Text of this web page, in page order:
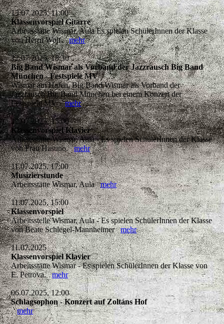
13.07.2025, 11:00
Klassenvorspiel Gitarre
Arbeitsstätte Wismar, Aula Es spielen SchülerInnen der Klasse
von Herrn Wolf.mehr
12.07.2025, 18:30
Big Band Wismar als Vorband der Jazzrausch Big Band
München - Festspiele MV
Wismar am Hafen, Big Band Wismar als Vorband der
Jazzrausch Big Band München bei einem Konzert der
Festspiele MVmehr
12.07.2025, 15:00
Klassenvorspiel Klavier
Arbeitsstätte Wismar, Aula - Es spielen SchülerInnen der Klasse
von Frau Hasuno.mehr
11.07.2025, 17:00
Musizierstunde
Arbeitsstätte Wismar, Aulamehr
11.07.2025, 15:00
Klassenvorspiel
Arbeitsstelle Wismar, Aula - Es spielen SchülerInnen der Klasse
von Beate Schlegel-Mannheimermehr
11.07.2025
Klassenvorspiel Klavier
Arbeitsstätte Wismar - Es spielen SchülerInnen der Klasse von
E. Petrova.mehr
06.07.2025, 12:00
Schlagsophon - Konzert auf Zoltáns Hof
mehr